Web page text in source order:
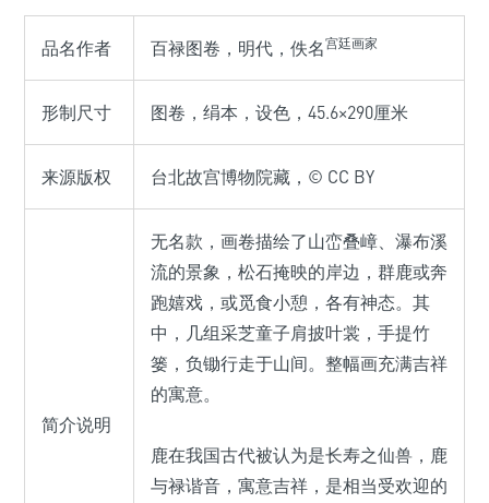
品名作者 百禄图卷，明代，佚名宫廷画家
形制尺寸 图卷，绢本，设色，45.6×290厘米
来源版权 台北故宫博物院藏，© CC BY
简介说明
无名款，画卷描绘了山峦叠嶂、瀑布溪
流的景象，松石掩映的岸边，群鹿或奔
跑嬉戏，或觅食小憩，各有神态。其
中，几组采芝童子肩披叶裳，手提竹
篓，负锄行走于山间。整幅画充满吉祥
的寓意。
鹿在我国古代被认为是长寿之仙兽，鹿
与禄谐音，寓意吉祥，是相当受欢迎的